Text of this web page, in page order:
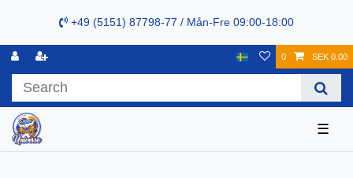
+49 (5151) 87798-77 / Mån-Fre 09:00-18:00
0 SEK 0.00
☰